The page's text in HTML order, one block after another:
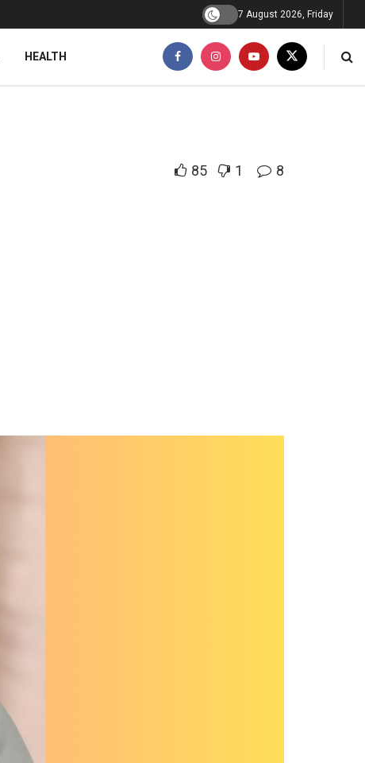
7 August 2026, Friday
HEALTH
85 1 8